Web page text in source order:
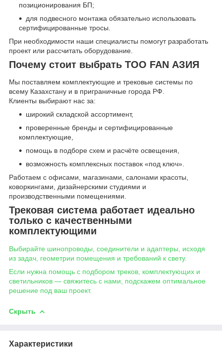
позиционирования БП;
для подвесного монтажа обязательно использовать
сертифицированные тросы.
При необходимости наши специалисты помогут разработать
проект или рассчитать оборудование.
Почему стоит выбрать ТОО FAN АЗИЯ
Мы поставляем комплектующие и трековые системы по
всему Казахстану и в приграничные города РФ.
Клиенты выбирают нас за:
широкий складской ассортимент,
проверенные бренды и сертифицированные
комплектующие,
помощь в подборе схем и расчёте освещения,
возможность комплексных поставок «под ключ».
Работаем с офисами, магазинами, салонами красоты,
коворкингами, дизайнерскими студиями и
производственными помещениями.
Трековая система работает идеально
только с качественными
комплектующими
Выбирайте шинопроводы, соединители и адаптеры, исходя
из задач, геометрии помещения и требований к свету.
Если нужна помощь с подбором треков, комплектующих и
светильников — свяжитесь с нами, подскажем оптимальное
решение под ваш проект.
Скрыть
Характеристики